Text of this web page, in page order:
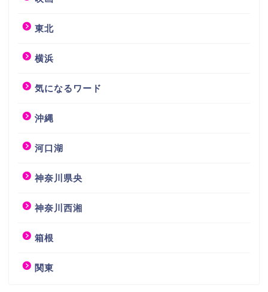
東北
横浜
気になるワード
沖縄
河口湖
神奈川県央
神奈川西湘
箱根
関東